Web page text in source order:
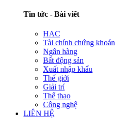
Tin tức - Bài viết
HAC
Tài chính chứng khoán
Ngân hàng
Bất động sản
Xuất nhập khẩu
Thế giới
Giải trí
Thể thao
Công nghệ
LIÊN HỆ